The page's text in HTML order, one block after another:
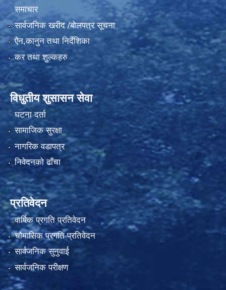
समाचार
सार्वजनिक खरीद /बोलपत्र सूचना
ऐन,कानुन तथा निर्देशिका
कर तथा शुल्कहरु
विधुतीय शुसासन सेवा
घटना दर्ता
सामाजिक सुरक्षा
नागरिक वडापत्र
निवेदनको ढाँचा
प्रतिवेदन
वार्षिक प्रगति प्रतिवेदन
चौमासिक प्रगति प्रतिवेदन
सार्वजनिक सुनुवाई
सार्वजनिक परीक्षण